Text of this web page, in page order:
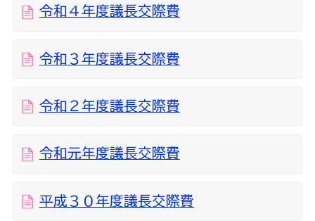
令和４年度議長交際費
令和３年度議長交際費
令和２年度議長交際費
令和元年度議長交際費
平成３０年度議長交際費